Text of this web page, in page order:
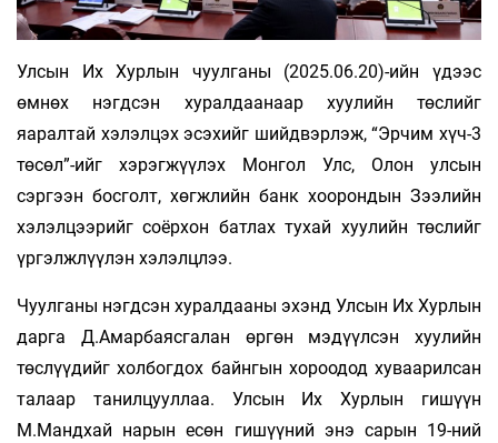
Улсын Их Хурлын чуулганы (2025.06.20)-ийн үдээс
өмнөх нэгдсэн хуралдаанаар хуулийн төслийг
яаралтай хэлэлцэх эсэхийг шийдвэрлэж, “Эрчим хүч-3
төсөл”-ийг хэрэгжүүлэх Монгол Улс, Олон улсын
сэргээн босголт, хөгжлийн банк хоорондын Зээлийн
хэлэлцээрийг соёрхон батлах тухай хуулийн төслийг
үргэлжлүүлэн хэлэлцлээ.
Чуулганы нэгдсэн хуралдааны эхэнд Улсын Их Хурлын
дарга Д.Амарбаясгалан өргөн мэдүүлсэн хуулийн
төслүүдийг холбогдох байнгын хороодод хуваарилсан
талаар танилцууллаа. Улсын Их Хурлын гишүүн
М.Мандхай нарын есөн гишүүний энэ сарын 19-ний